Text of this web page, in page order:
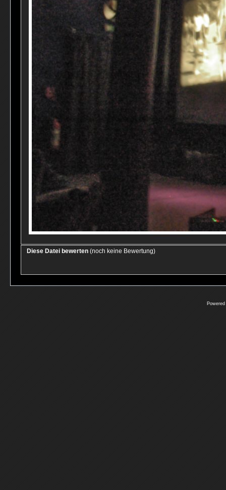
Diese Datei bewerten (noch keine Bewertung)